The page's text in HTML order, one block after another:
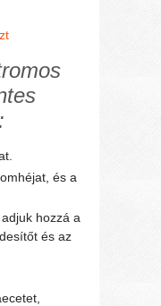
és a
hozzá a
és az